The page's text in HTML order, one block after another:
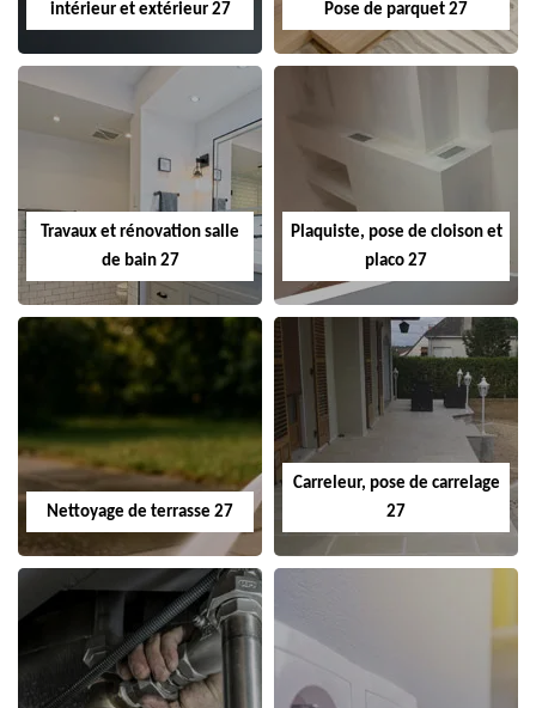
intérieur et extérieur 27
Pose de parquet 27
Travaux et rénovation salle
de bain 27
Plaquiste, pose de cloison et
placo 27
Nettoyage de terrasse 27
Carreleur, pose de carrelage
27